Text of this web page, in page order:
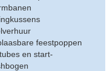
feestpoppen
en start-